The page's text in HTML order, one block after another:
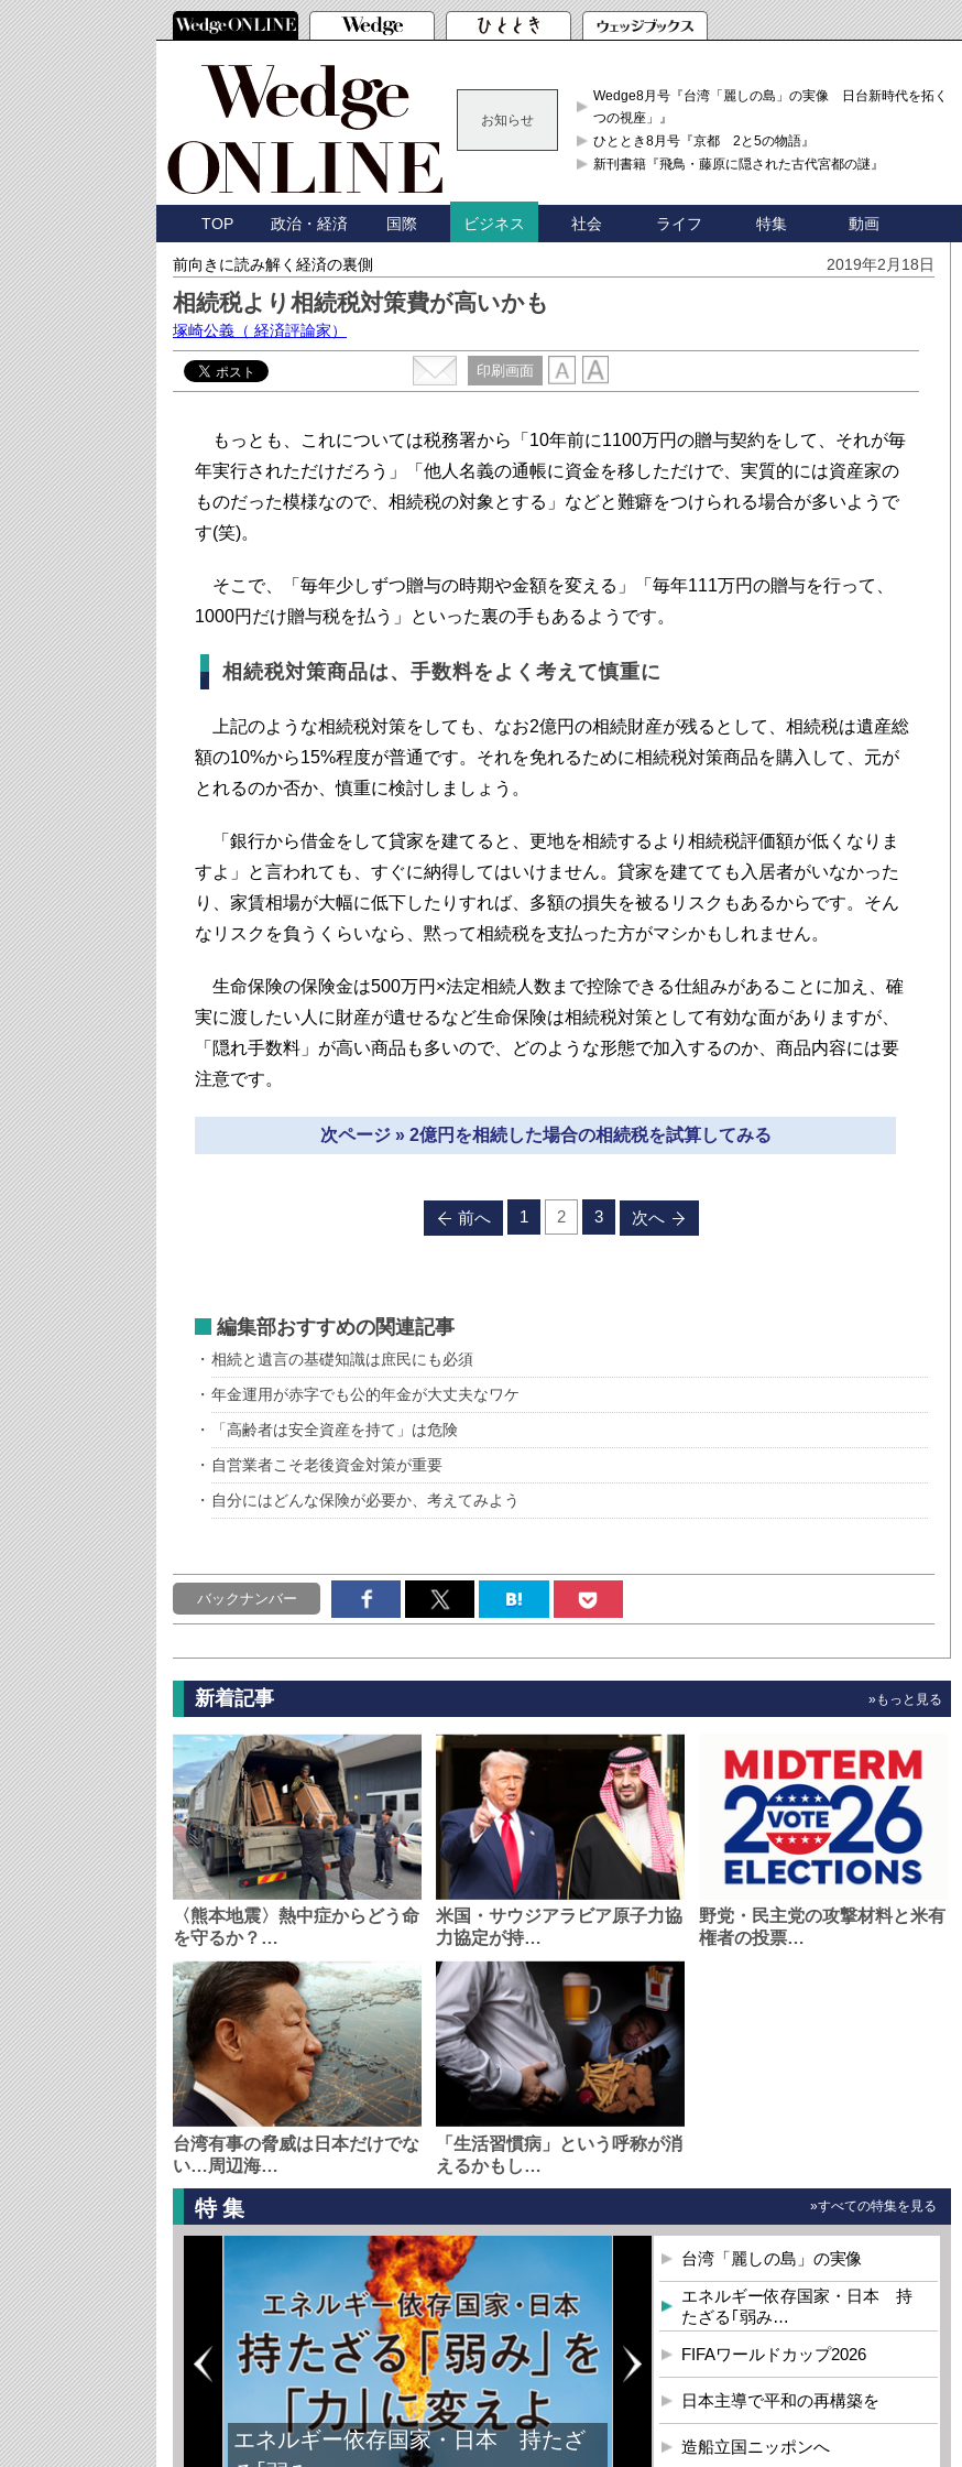
お知らせ
Wedge8月号『台湾「麗しの島」の実像 日台新時代を拓く「3
つの視座」』
ひととき8月号『京都 2と5の物語』
新刊書籍『飛鳥・藤原に隠された古代宮都の謎』
TOP 政治・経済 国際 ビジネス 社会 ライフ 特集 動画
前向きに読み解く経済の裏側 2019年2月18日
相続税より相続税対策費が高いかも
塚崎公義 （ 経済評論家）
印刷画面
もっとも、これについては税務署から「10年前に1100万円の贈与契約をして、それが毎
年実行されただけだろう」「他人名義の通帳に資金を移しただけで、実質的には資産家の
ものだった模様なので、相続税の対象とする」などと難癖をつけられる場合が多いようで
す(笑)。
そこで、「毎年少しずつ贈与の時期や金額を変える」「毎年111万円の贈与を行って、
1000円だけ贈与税を払う」といった裏の手もあるようです。
相続税対策商品は、手数料をよく考えて慎重に
上記のような相続税対策をしても、なお2億円の相続財産が残るとして、相続税は遺産総
額の10%から15%程度が普通です。それを免れるために相続税対策商品を購入して、元が
とれるのか否か、慎重に検討しましょう。
「銀行から借金をして貸家を建てると、更地を相続するより相続税評価額が低くなりま
すよ」と言われても、すぐに納得してはいけません。貸家を建てても入居者がいなかった
り、家賃相場が大幅に低下したりすれば、多額の損失を被るリスクもあるからです。そん
なリスクを負うくらいなら、黙って相続税を支払った方がマシかもしれません。
生命保険の保険金は500万円×法定相続人数まで控除できる仕組みがあることに加え、確
実に渡したい人に財産が遺せるなど生命保険は相続税対策として有効な面がありますが、
「隠れ手数料」が高い商品も多いので、どのような形態で加入するのか、商品内容には要
注意です。
次ページ » 2億円を相続した場合の相続税を試算してみる
前へ 1 2 3 次へ
編集部おすすめの関連記事
相続と遺言の基礎知識は庶民にも必須
年金運用が赤字でも公的年金が大丈夫なワケ
「高齢者は安全資産を持て」は危険
自営業者こそ老後資金対策が重要
自分にはどんな保険が必要か、考えてみよう
バックナンバー
新着記事 »もっと見る
〈熊本地震〉熱中症からどう命
を守るか？…
米国・サウジアラビア原子力協
力協定が持…
野党・民主党の攻撃材料と米有
権者の投票…
台湾有事の脅威は日本だけでな
い…周辺海…
「生活習慣病」という呼称が消
えるかもし…
特集 »すべての特集を見る
エネルギー依存国家・日本 持たざ
台湾「麗しの島」の実像
エネルギー依存国家・日本 持
たざる｢弱み…
FIFAワールドカップ2026
日本主導で平和の再構築を
造船立国ニッポンへ